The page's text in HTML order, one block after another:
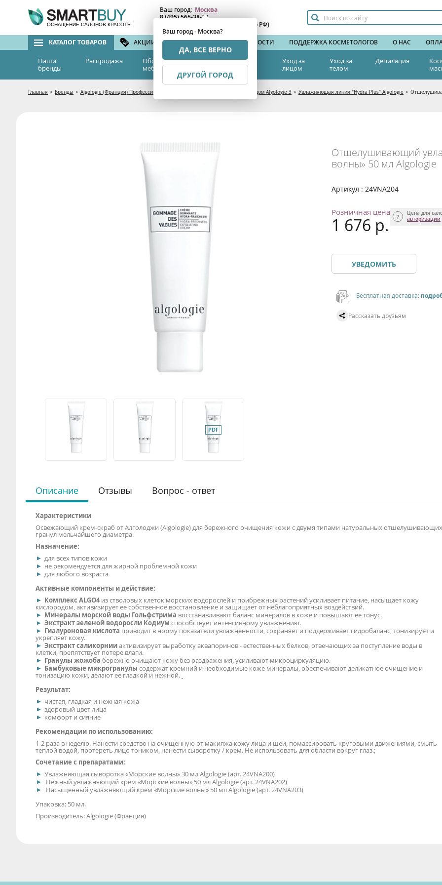
ОСНАЩЕНИЕ САЛОНОВ КРАСОТЫ
Ваш город: Москва
Ваш город - Москва?
ДА, ВСЕ ВЕРНО
ДРУГОЙ ГОРОД
8 (495) 565-38-74
(бесплатный по РФ)
КАТАЛОГ ТОВАРОВ АКЦИИ И СКИДКИ БРЕНДЫ НОВОСТИ ПОДДЕРЖКА КОСМЕТОЛОГОВ О НАС
Наши
бренды
Распродажа
Оборудование и
мебель
Эстетическая
медицина
Уход за
лицом
Уход за
телом
Депиляция
Главная > Бренды > Algologie (Франция) Профессиональная талассокосметика Уход за лицом Algologie 3 > Увлажняющая линия "Hydra Plus" Algologie >
Отшелушивающий
волны» 50 мл Algologie
Артикул : 24VNA204
Розничная цена
1 676 р.
Цена для
авторизации
УВЕДОМИТЬ
Бесплатная доставка:
Рассказать друзьям
Описание
Характеристики
Освежающий крем-скраб от Алголоджи (Algologie) для бережного очищения кожи с двумя типами натуральных отшелушивающих
гранул мельчайшего диаметра.
Назначение:
для всех типов кожи
не рекомендуется для жирной проблемной кожи
для любого возраста
Активные компоненты и действие:
Комплекс ALGO4из стволовых клеток морских водорослей и прибрежных растений усиливает питание, насыщает кожу
кислородом, активизирует ее собственное восстановление и защищает от неблагоприятных воздействий.
Минералы морской воды Гольфстрима восстанавливают баланс минералов в коже и повышают ее тонус.
Экстракт зеленой водоросли Кодиум способствует интенсивному увлажнению.
Гиалуроновая кислота приводит в норму показатели увлажненности, сохраняет и поддерживает гидробаланс, тонизирует и
укрепляет кожу.
Экстракт саликорнииактивизирует выработку аквапоринов - естественных белков, отвечающих за поступление воды в
клетки, препятствует потере влаги.
Гранулы жожоба бережно очищают кожу без раздражения, усиливают микроциркуляцию.
Бамбуковые микрогранулы содержат кремний и необходимые коже минералы, обеспечивают деликатное очищение и
тонизацию кожи, делают ее гладкой и нежной.
Результат:
чистая, гладкая и нежная кожа
здоровый цвет лица
комфорт и сияние
Рекомендации по использованию:
1-2 раза в неделю. Нанести средство на очищенную от макияжа кожу лица и шеи, помассировать круговыми движениями, смыть
теплой водой, протереть лицо тоником, нанести сыворотку / крем. Не использовать для области вокруг глаз.;
Сочетание с препаратами:
Увлажняющая сыворотка «Морские волны» 30 мл Algologie (арт. 24VNA200)
Нежный увлажняющий крем «Морские волны» 50 мл Algologie (арт. 24VNA202)
Насыщенный увлажняющий крем «Морские волны» 50 мл Algologie (арт. 24VNA203)
Упаковка: 50 мл.
Производитель: Algologie (Франция)
Отзывы Вопрос - ответ